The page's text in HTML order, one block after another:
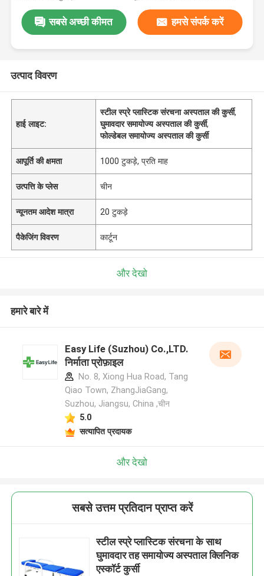
सबसे अच्छी कीमत हमसे संपर्क करें
उत्पाद विवरण
हाई लाइट:
स्टील स्प्रे प्लास्टिक संरचना अस्पताल की कुर्सी,
घुमावदार समायोज्य अस्पताल की कुर्सी,
फोल्डेबल समायोज्य अस्पताल की कुर्सी
आपूर्ति की क्षमता 1000 टुकड़े, प्रति माह
उत्पत्ति के प्लेस चीन
न्यूनतम आदेश मात्रा 20 टुकड़े
पैकेजिंग विवरण कार्टून
और देखो
हमारे बारे में
Easy Life (Suzhou) Co.,LTD.
निर्माता प्रोफ़ाइल
No. 8, Xiong Hua Road, Tang
Qiao Town, ZhangJiaGang,
Suzhou, Jiangsu, China ,चीन
5.0
सत्यापित प्रदायक
और देखो
सबसे उत्तम प्रतिदान प्राप्त करें
स्टील स्प्रे प्लास्टिक संरचना के साथ
घुमावदार तह समायोज्य अस्पताल क्लिनिक
एस्कॉर्ट कुर्सी